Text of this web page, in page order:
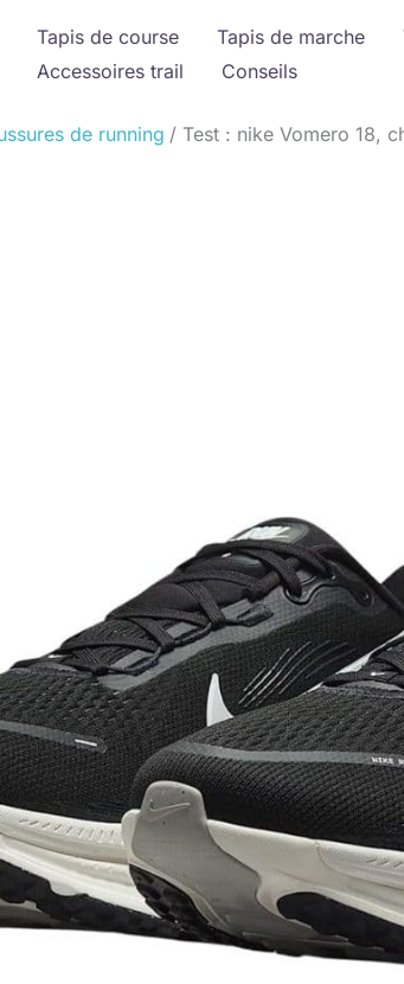
Tapis de course Tapis de marche
Accessoires trail
Conseils
de running Test : nike Vomero 18,